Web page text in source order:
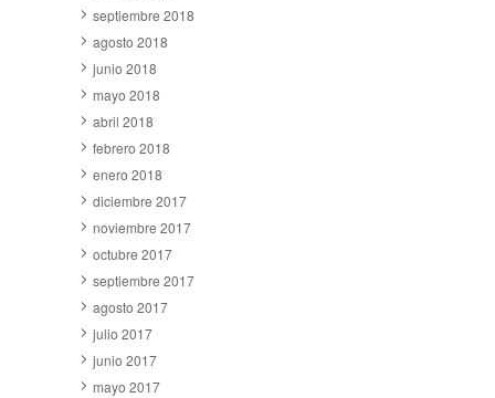
septiembre 2018
agosto 2018
junio 2018
mayo 2018
abril 2018
febrero 2018
enero 2018
diciembre 2017
noviembre 2017
octubre 2017
septiembre 2017
agosto 2017
julio 2017
junio 2017
mayo 2017